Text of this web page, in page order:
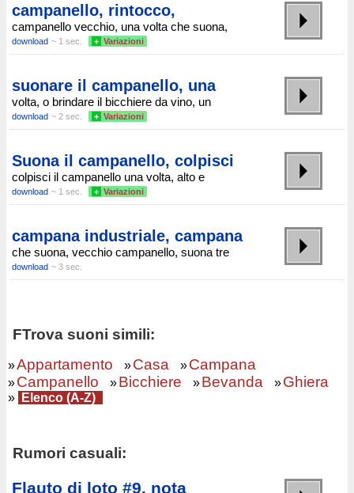
campanello, rintocco,
campanello vecchio, una volta che suona,
download ~ 1 sec. + Variazioni
suonare il campanello, una
volta, o brindare il bicchiere da vino, un
download ~ 2 sec. + Variazioni
Suona il campanello, colpisci
colpisci il campanello una volta, alto e
download ~ 1 sec. + Variazioni
campana industriale, campana
che suona, vecchio campanello, suona tre
download ~ 3 sec.
FTrova suoni simili:
»Appartamento »Casa »Campana
»Campanello »Bicchiere »Bevanda »Ghiera
» Elenco (A-Z)
Rumori casuali:
Flauto di loto #9, nota